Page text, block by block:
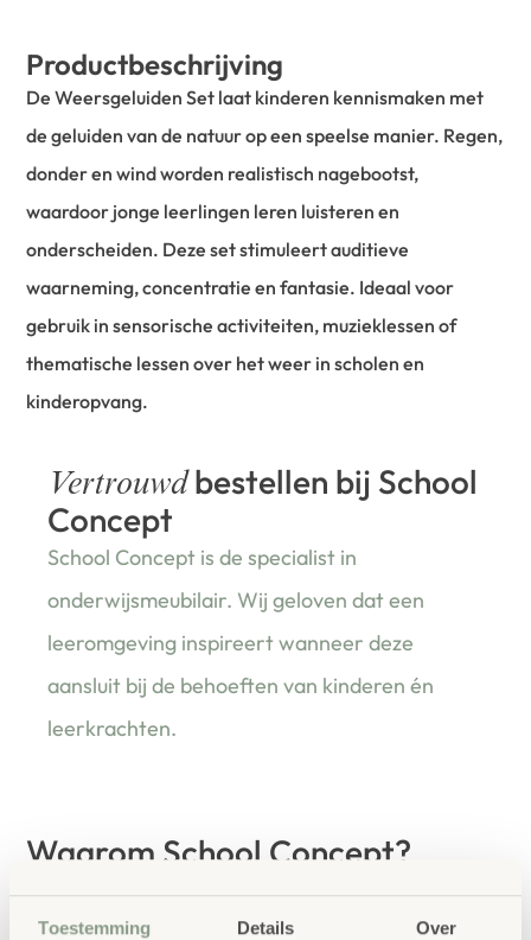
Toestemming Details Over
Productbeschrijving
De Weersgeluiden Set laat kinderen kennismaken met
de geluiden van de natuur op een speelse manier. Regen,
donder en wind worden realistisch nagebootst,
waardoor jonge leerlingen leren luisteren en
onderscheiden. Deze set stimuleert auditieve
waarneming, concentratie en fantasie. Ideaal voor
gebruik in sensorische activiteiten, muzieklessen of
thematische lessen over het weer in scholen en
kinderopvang.
Vertrouwdbestellen bij School
Concept
School Concept is de specialist in
onderwijsmeubilair. Wij geloven dat een
leeromgeving inspireert wanneer deze
aansluit bij de behoeften van kinderen én
leerkrachten.
Waarom School Concept?
en onze ervaring